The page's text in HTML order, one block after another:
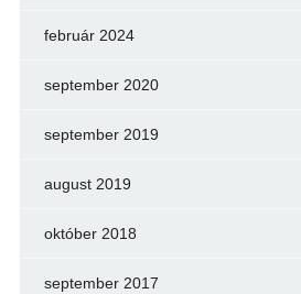
február 2024
september 2020
september 2019
august 2019
október 2018
september 2017